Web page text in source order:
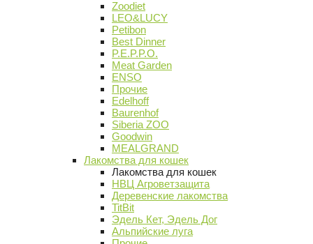
Zoodiet
LEO&LUCY
Petibon
Best Dinner
P.E.P.P.O.
Meat Garden
ENSO
Прочие
Edelhoff
Baurenhof
Siberia ZOO
Goodwin
MEALGRAND
Лакомства для кошек
Лакомства для кошек
НВЦ Агроветзащита
Деревенские лакомства
TitBit
Эдель Кет, Эдель Дог
Альпийские луга